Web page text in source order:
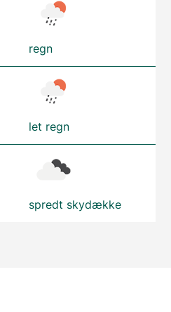
regn
let regn
spredt skydække